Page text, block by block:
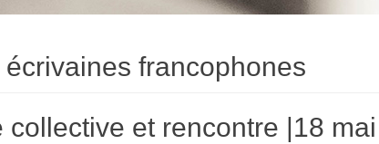
francophones
collective et rencontre |18 mai